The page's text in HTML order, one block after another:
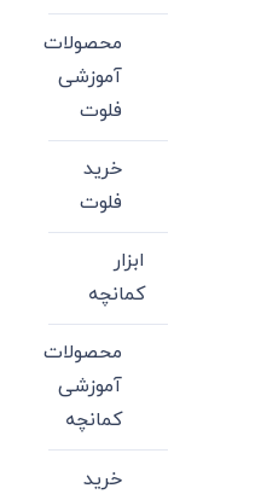
محصولات
آموزشی
فلوت
خرید
فلوت
ابزار
کمانچه
محصولات
آموزشی
کمانچه
خرید